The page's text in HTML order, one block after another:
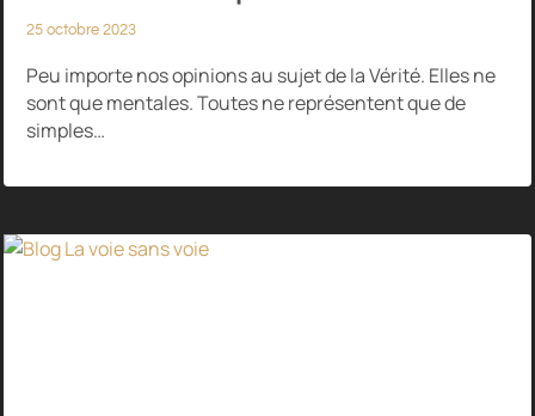
25 octobre 2023
Peu importe nos opinions au sujet de la Vérité. Elles ne
sont que mentales. Toutes ne représentent que de
simples…